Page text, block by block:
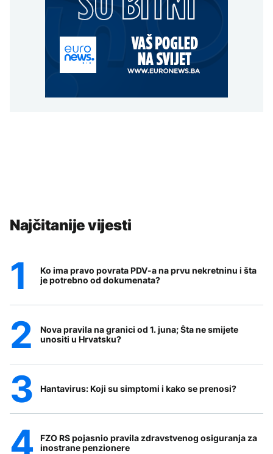
Najčitanije vijesti
Ko ima pravo povrata PDV-a na prvu nekretninu i šta
je potrebno od dokumenata?
Nova pravila na granici od 1. juna; Šta ne smijete
unositi u Hrvatsku?
Hantavirus: Koji su simptomi i kako se prenosi?
FZO RS pojasnio pravila zdravstvenog osiguranja za
inostrane penzionere